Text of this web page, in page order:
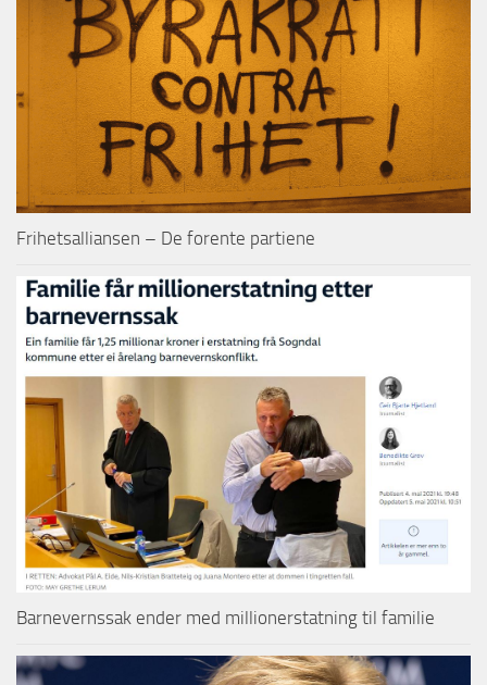
Frihetsalliansen – De forente partiene
Barnevernssak ender med millionerstatning til familie